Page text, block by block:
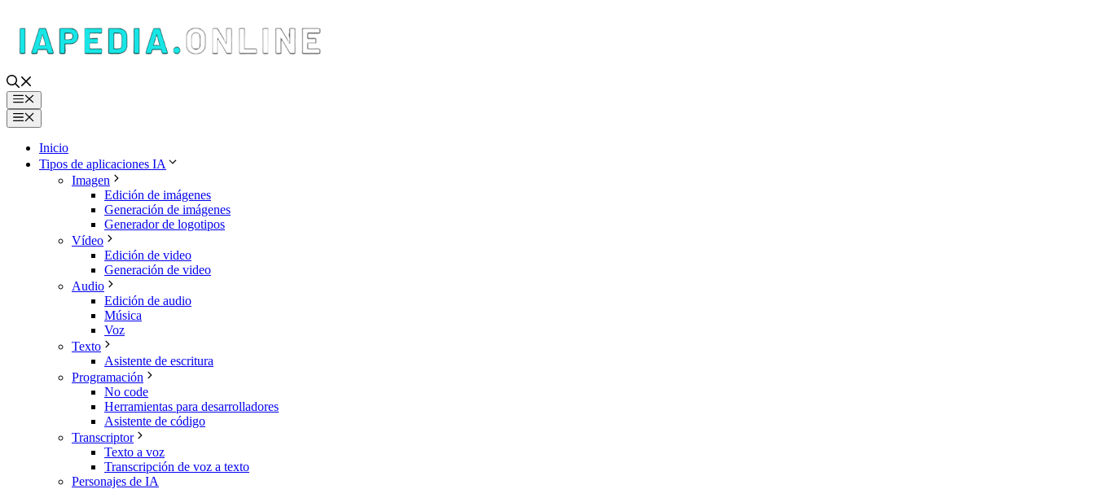
contenido
Menú
Menú
Inicio
Tipos de aplicaciones IA
Imagen
Edición de imágenes
Generación de imágenes
Generador de logotipos
Vídeo
Edición de video
Generación de video
Audio
Edición de audio
Música
Voz
Texto
Asistente de escritura
Programación
No code
Herramientas para desarrolladores
Asistente de código
Transcriptor
Texto a voz
Transcripción de voz a texto
Personajes de IA